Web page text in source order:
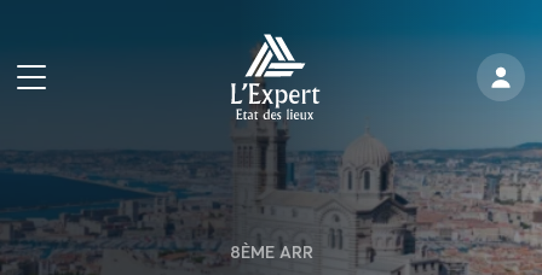
8ÈME ARR